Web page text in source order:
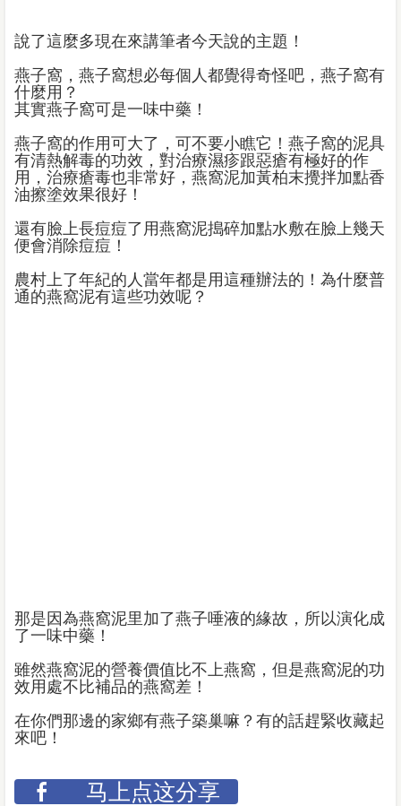
說了這麼多現在來講筆者今天說的主題！
燕子窩，燕子窩想必每個人都覺得奇怪吧，燕子窩有
什麼用？
其實燕子窩可是一味中藥！
燕子窩的作用可大了，可不要小瞧它！燕子窩的泥具
有清熱解毒的功效，對治療濕疹跟惡瘡有極好的作
用，治療瘡毒也非常好，燕窩泥加黃柏末攪拌加點香
油擦塗效果很好！
還有臉上長痘痘了用燕窩泥搗碎加點水敷在臉上幾天
便會消除痘痘！
農村上了年紀的人當年都是用這種辦法的！為什麼普
通的燕窩泥有這些功效呢？
那是因為燕窩泥里加了燕子唾液的緣故，所以演化成
了一味中藥！
雖然燕窩泥的營養價值比不上燕窩，但是燕窩泥的功
效用處不比補品的燕窩差！
在你們那邊的家鄉有燕子築巢嘛？有的話趕緊收藏起
來吧！
马上点这分享